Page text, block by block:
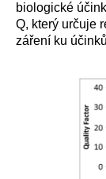
biologické
Q, který určuje
záření ku